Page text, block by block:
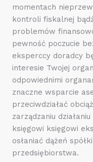
momentach
kontroli fiskalnej
problemów
pewność poczucie
eksperccy doradcy
interesie Twojej
odpowiednimi
znaczne wsparcie
przeciwdziałać
zarządzaniu
księgowi księgowi
osłaniać dążeń
przedsiębiorstwa.